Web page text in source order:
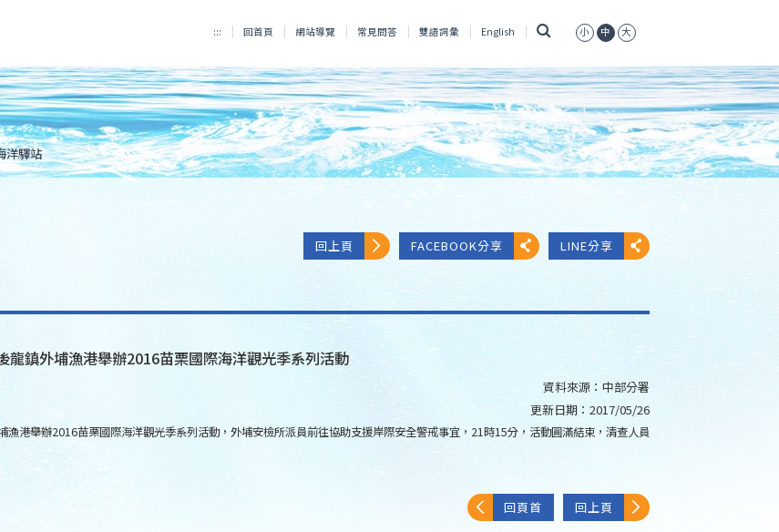
::: 回首頁 網站導覽 常見問答 雙語詞彙 English 小 中 大
洋驛站
回上頁 FACEBOOK分享 LINE分享
鎮外埔漁港舉辦2016苗栗國際海洋觀光季系列活動
資料來源： 中部分署
更新日期： 2017/05/26
港舉辦2016苗栗國際海洋觀光季系列活動，外埔安檢所派員前往協助支援岸際安全警戒事宜，21時15分，活動圓滿結束，清查人員
回頁首 回上頁